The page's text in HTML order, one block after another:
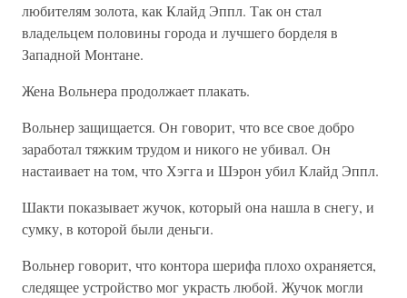
любителям золота, как Клайд Эппл. Так он стал
владельцем половины города и лучшего борделя в
Западной Монтане.
Жена Вольнера продолжает плакать.
Вольнер защищается. Он говорит, что все свое добро
заработал тяжким трудом и никого не убивал. Он
настаивает на том, что Хэгга и Шэрон убил Клайд Эппл.
Шакти показывает жучок, который она нашла в снегу, и
сумку, в которой были деньги.
Вольнер говорит, что контора шерифа плохо охраняется,
следящее устройство мог украсть любой. Жучок могли